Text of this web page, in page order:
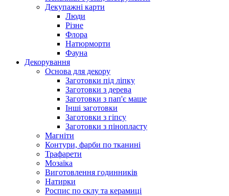
Декупажні карти
Люди
Різне
Флора
Натюрморти
Фауна
Декорування
Основа для декору
Заготовки під ліпку
Заготовки з дерева
Заготовки з пап'є маше
Інші заготовки
Заготовки з гіпсу
Заготовки з пінопласту
Магніти
Контури, фарби по тканині
Трафарети
Мозаїка
Виготовлення годинників
Натирки
Роспис по склу та керамиці